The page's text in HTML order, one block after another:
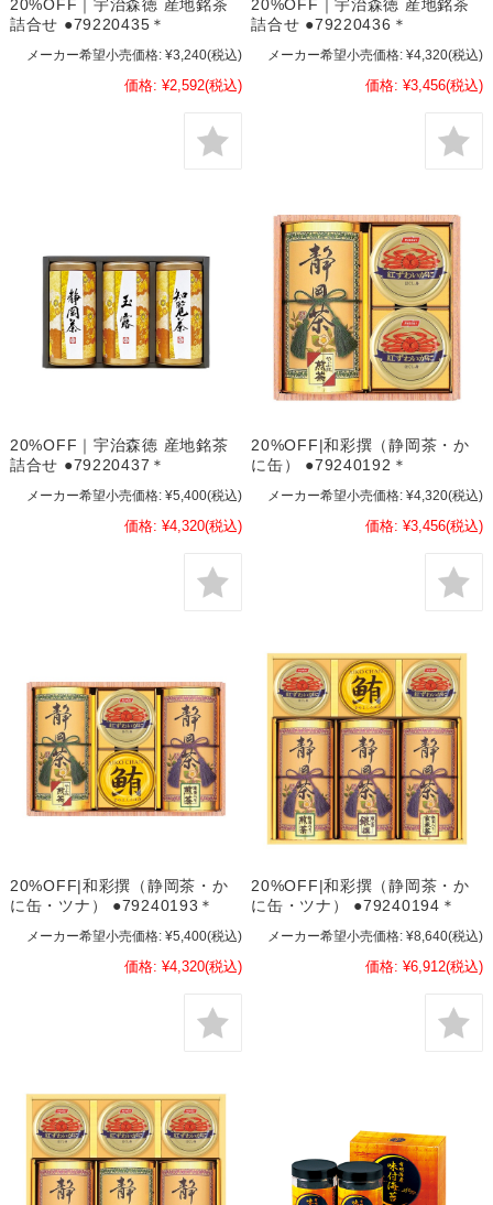
20%OFF｜宇治森徳 産地銘茶
詰合せ ●79220435＊
メーカー希望小売価格: ¥3,240(税込)
価格: ¥2,592(税込)
20%OFF｜宇治森徳 産地銘茶
詰合せ ●79220436＊
メーカー希望小売価格: ¥4,320(税込)
価格: ¥3,456(税込)
20%OFF｜宇治森徳 産地銘茶
詰合せ ●79220437＊
メーカー希望小売価格: ¥5,400(税込)
価格: ¥4,320(税込)
20%OFF|和彩撰（静岡茶・か
に缶） ●79240192＊
メーカー希望小売価格: ¥4,320(税込)
価格: ¥3,456(税込)
20%OFF|和彩撰（静岡茶・か
に缶・ツナ） ●79240193＊
メーカー希望小売価格: ¥5,400(税込)
価格: ¥4,320(税込)
20%OFF|和彩撰（静岡茶・か
に缶・ツナ） ●79240194＊
メーカー希望小売価格: ¥8,640(税込)
価格: ¥6,912(税込)